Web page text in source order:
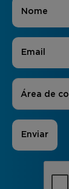
Nome
E-mail
Áreas de
Área de